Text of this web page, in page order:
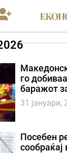
го
баражот
првенство
31 јануари,
Посебен
сообраќај